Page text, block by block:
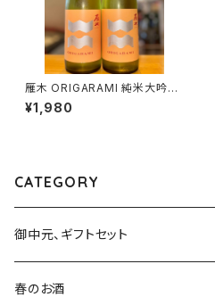
雁木 ORIGARAMI 純米大吟醸
500ml１本（八百新酒造・山口
県岩国市今津町）
¥1,980
CATEGORY
御中元、ギフトセット
春のお酒